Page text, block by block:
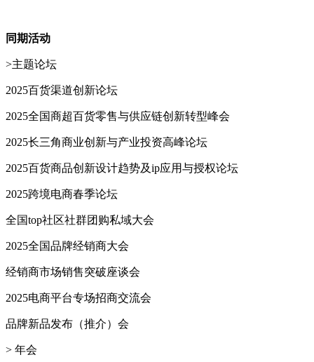
同期活动
>主题论坛
2025百货渠道创新论坛
2025全国商超百货零售与供应链创新转型峰会
2025长三角商业创新与产业投资高峰论坛
2025百货商品创新设计趋势及ip应用与授权论坛
2025跨境电商春季论坛
全国top社区社群团购私域大会
2025全国品牌经销商大会
经销商市场销售突破座谈会
2025电商平台专场招商交流会
品牌新品发布（推介）会
> 年会